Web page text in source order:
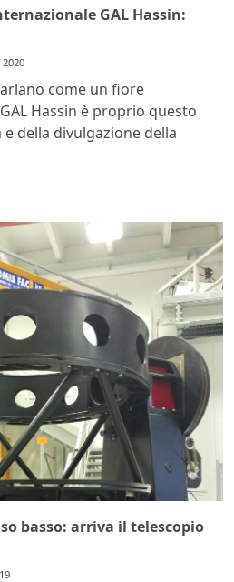
GAL Hassin:
come un fiore
Hassin è proprio questo
della divulgazione della
basso: arriva il telescopio